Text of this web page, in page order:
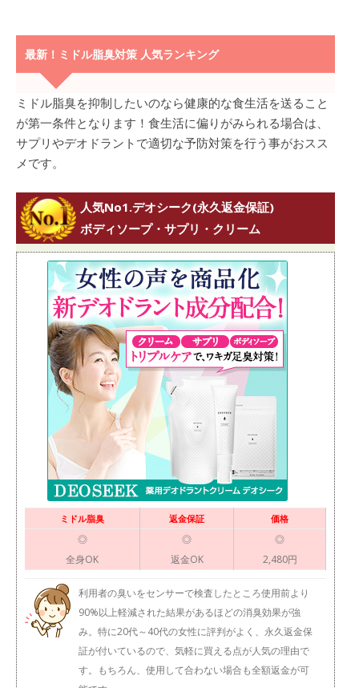
最新！ミドル脂臭対策 人気ランキング
ミドル脂臭を抑制したいのなら健康的な食生活を送ること
が第一条件となります！食生活に偏りがみられる場合は、
サプリやデオドラントで適切な予防対策を行う事がおスス
メです。
人気No1.デオシーク(永久返金保証)
ボディソープ・サプリ・クリーム
ミドル脂臭 返金保証 価格
◎
全身OK
◎
返金OK
◎
2,480円
利用者の臭いをセンサーで検査したところ使用前より
90%以上軽減された結果があるほどの消臭効果が強
み。特に20代～40代の女性に評判がよく、永久返金保
証が付いているので、気軽に買える点が人気の理由で
す。もちろん、使用して合わない場合も全額返金が可